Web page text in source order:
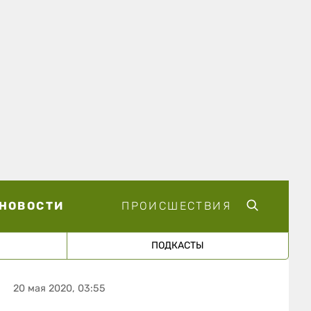
ПРОИСШЕСТВИЯ
ПОДКАСТЫ
20 мая 2020, 03:55